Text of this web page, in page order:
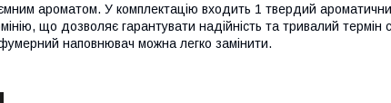
ароматом. У комплектацію входить 1 твердий
що дозволяє гарантувати надійність та тривалий
наповнювач можна легко замінити.